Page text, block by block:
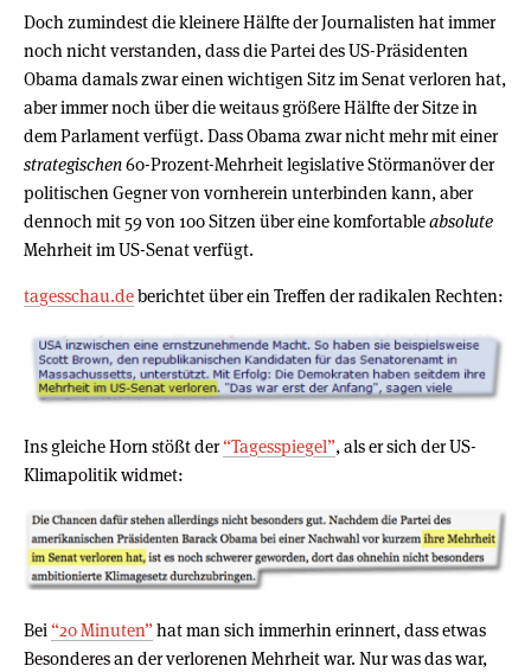
Doch zumindest die kleinere Hälfte der Journalisten hat immer
noch nicht verstanden, dass die Partei des US-Präsidenten
Obama damals zwar einen wichtigen Sitz im Senat verloren hat,
aber immer noch über die weitaus größere Hälfte der Sitze in
dem Parlament verfügt. Dass Obama zwar nicht mehr mit einer
strategischen60-Prozent-Mehrheit legislative Störmanöver der
politischen Gegner von vornherein unterbinden kann, aber
dennoch mit 59 von 100 Sitzen über eine komfortableabsolute
Mehrheit im US-Senat verfügt.
tagesschau.deberichtet über ein Treffen der radikalen Rechten:
Ins gleiche Horn stößt der“Tagesspiegel”, als er sich der US-
Klimapolitik widmet:
Bei “20 Minuten”hat man sich immerhin erinnert, dass etwas
Besonderes an der verlorenen Mehrheit war. Nur was das war,